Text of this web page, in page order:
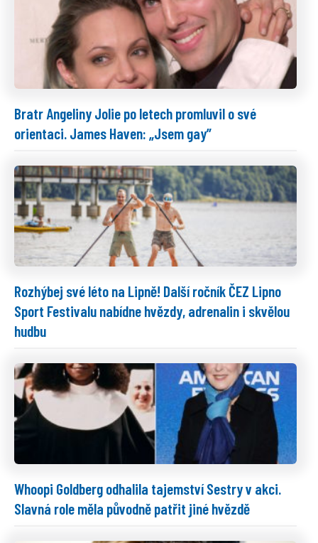
Bratr Angeliny Jolie po letech promluvil o své
orientaci. James Haven: „Jsem gay”
Rozhýbej své léto na Lipně! Další ročník ČEZ Lipno
Sport Festivalu nabídne hvězdy, adrenalin i skvělou
hudbu
Whoopi Goldberg odhalila tajemství Sestry v akci.
Slavná role měla původně patřit jiné hvězdě